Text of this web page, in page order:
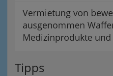
Vermietung von
ausgenommen
Medizinprodukte
Tipps